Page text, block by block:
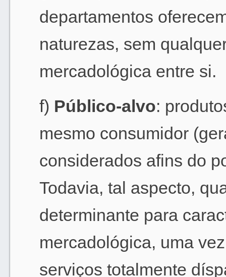
departamentos
naturezas, sem
mercadológica entre si.
f) Público-alvo:
mesmo consumidor
considerados afins do
Todavia, tal aspecto,
determinante para
mercadológica, uma
serviços totalmente